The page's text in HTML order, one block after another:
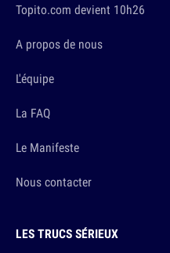
Topito.com devient 10h26
A propos de nous
L'équipe
La FAQ
Le Manifeste
Nous contacter
LES TRUCS SÉRIEUX